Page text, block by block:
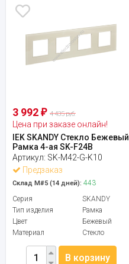
3 992 ₽ 4 435 руб.
Цена при заказе онлайн!
IEK SKANDY Стекло Бежевый
Рамка 4-ая SK-F24B
Артикул: SK-M42-G-K10
Предзаказ
Склад М#5 (14 дней): 443
Серия
SKANDY
Тип изделия
Рамка
Цвет
Бежевый
Материал
Стекло
В корзину